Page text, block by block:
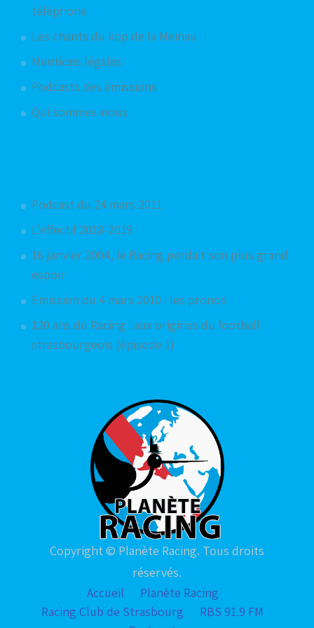
téléphone
Les chants du kop de la Meinau
Mentions légales
Podcasts des émissions
Qui sommes-nous
Podcast du 24 mars 2011
L'effectif 2018-2019
16 janvier 2004, le Racing perdait son plus grand
espoir
Emission du 4 mars 2010 : les pronos
120 ans du Racing : aux origines du football
strasbourgeois (épisode 1)
Copyright © Planète Racing. Tous droits
réservés.
Accueil
Planète Racing
Racing Club de Strasbourg
RBS 91.9 FM